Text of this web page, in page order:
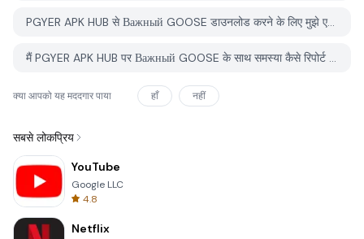
PGYER APK HUB से Важный GOOSE डाउनलोड करने के लिए मुझे एक खाता चाहिए?
मैं PGYER APK HUB पर Важный GOOSE के साथ समस्या कैसे रिपोर्ट कर सकता हूँ?
क्या आपको यह मददगार पाया हाँ नहीं
सबसे लोकप्रिय
YouTube
Google LLC
4.8
Netflix